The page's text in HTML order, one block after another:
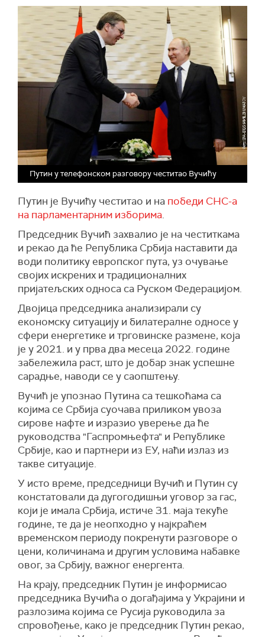
Путин у телефонском разговору честитао Вучићу
Путин је Вучићу честитао и на победи СНС-а
на парламентарним изборима.
Председник Вучић захвалио је на честиткама
и рекао да ће Република Србија наставити да
води политику европског пута, уз очување
својих искрених и традиционалних
пријатељских односа са Руском Федерацијом.
Двојица председника анализирали су
економску ситуацију и билатералне односе у
сфери енергетике и трговинске размене, која
је у 2021. и у прва два месеца 2022. године
забележила раст, што је добар знак успешне
сарадње, наводи се у саопштењу.
Вучић је упознао Путина са тешкоћама са
којима се Србија суочава приликом увоза
сирове нафте и изразио уверење да ће
руководства "Гаспромњефта" и Републике
Србије, као и партнери из ЕУ, наћи излаз из
такве ситуације.
У исто време, председници Вучић и Путин су
констатовали да дугогодишњи уговор за гас,
који је имала Србија, истиче 31. маја текуће
године, те да је неопходно у најкраћем
временском периоду покренути разговоре о
цени, количинама и другим условима набавке
овог, за Србију, важног енергента.
На крају, председник Путин је информисао
председника Вучића о догађајима у Украјини и
разлозима којима се Русија руководила за
спровођење, како је председник Путин рекао,